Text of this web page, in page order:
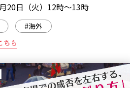
20日（火）12時～13時
#海外
ちら